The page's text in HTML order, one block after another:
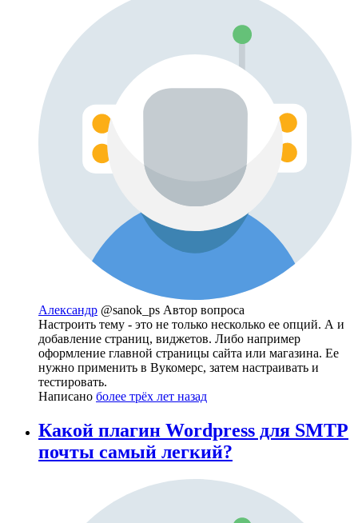
Александр @sanok_ps Автор вопроса
Настроить тему - это не только несколько ее опций. А и
добавление страниц, виджетов. Либо например
оформление главной страницы сайта или магазина. Ее
нужно применить в Вукомерс, затем настраивать и
тестировать.
Написано более трёх лет назад
Какой плагин Wordpress для SMTP
почты самый легкий?